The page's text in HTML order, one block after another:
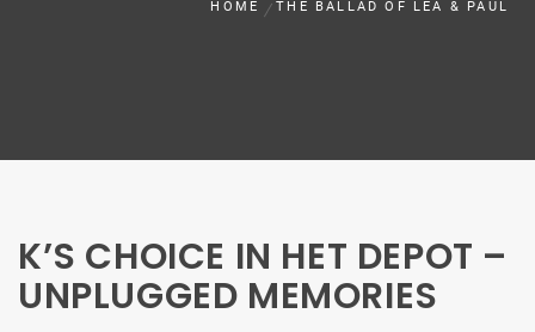
HOME THE BALLAD OF LEA & PAUL
K’S CHOICE IN HET DEPOT –
UNPLUGGED MEMORIES